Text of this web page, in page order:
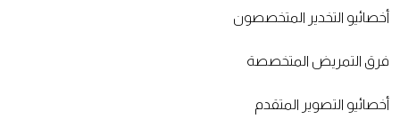
أخصائيو التخدير المتخصصون
فرق التمريض المتخصصة
أخصائيو التصوير المتقدم